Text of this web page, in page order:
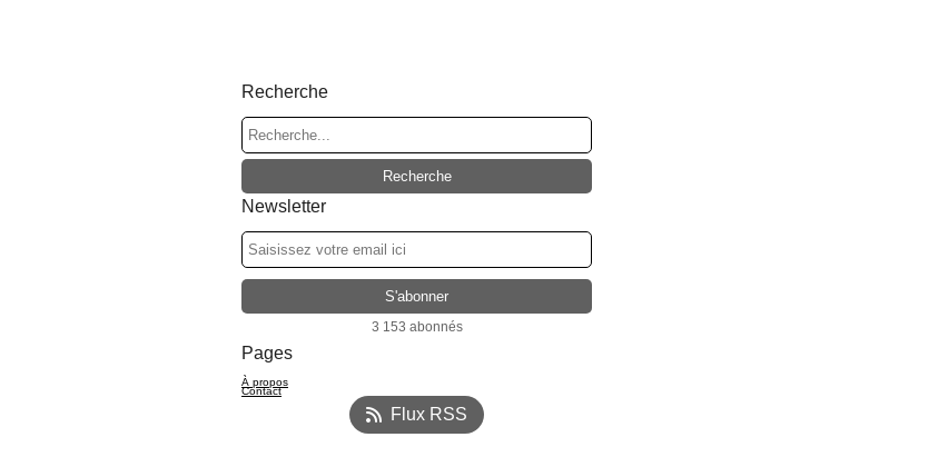
Recherche
Newsletter
3 153 abonnés
Pages
À propos
Contact
Flux RSS